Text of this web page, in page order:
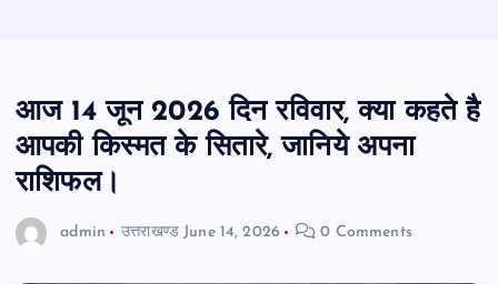
आज 14 जून 2026 दिन रविवार, क्या कहते है
आपकी किस्मत के सितारे, जानिये अपना
राशिफल।
admin उत्तराखण्ड June 14, 2026 0 Comments